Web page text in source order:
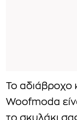
To αδιάβροχο
Woofmoda